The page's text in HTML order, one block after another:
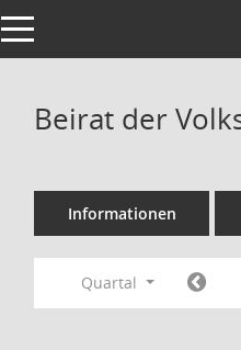
Toggle navigation
Beirat der
Informationen
Quartal